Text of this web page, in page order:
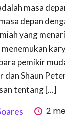
masa
depan
yang
pemikir
dan Shaun
tentang [...]
2